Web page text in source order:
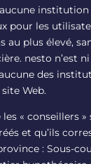
institution
pour les
au plus élevé,
nesto n’est
des
Web.
« conseillers »
et qu’ils
: Sous-